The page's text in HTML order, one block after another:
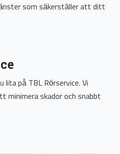
som säkerställer att ditt
lita på TBL Rörservice. Vi
minimera skador och snabbt